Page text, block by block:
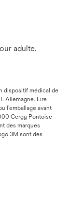
adulte.
dispositif médical de
Allemagne. Lire
l’emballage avant
Cergy Pontoise
des marques
3M sont des